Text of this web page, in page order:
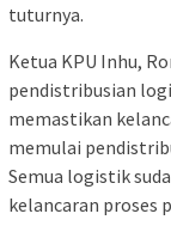
tuturnya.
Ketua KPU Inhu,
pendistribusian
memastikan
memulai
Semua logistik
kelancaran proses